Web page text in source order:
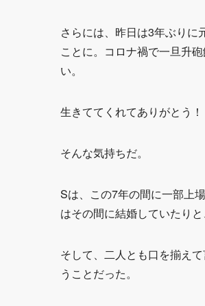
さらには、昨日は3年ぶりに
ことに。コロナ禍で一旦升
い。
生きててくれてありがとう！
そんな気持ちだ。
Sは、この7年の間に一部上
はその間に結婚していたりと
そして、二人とも口を揃え
うことだった。